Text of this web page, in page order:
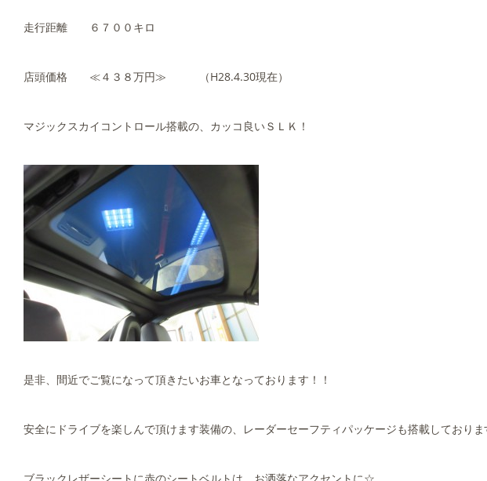
走行距離 ６７００キロ
店頭価格 ≪４３８万円≫ （H28.4.30現在）
マジックスカイコントロール搭載の、カッコ良いＳＬＫ！
是非、間近でご覧になって頂きたいお車となっております！！
安全にドライブを楽しんで頂けます装備の、レーダーセーフティパッケージも搭載しておりま